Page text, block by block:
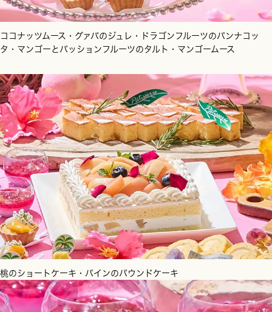
ココナッツムース・グァバのジュレ・ドラゴンフルーツのパンナコッ
タ・マンゴーとパッションフルーツのタルト・マンゴームース
桃のショートケーキ・パインのパウンドケーキ